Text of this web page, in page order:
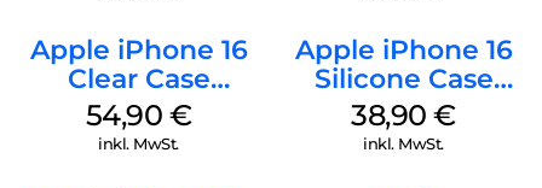
Apple iPhone 16
Clear Case
MagSafe
Transparent
54,90 €
inkl. MwSt.
Apple iPhone 16
Silicone Case
MagSafe
Ultramarine
38,90€
inkl. MwSt.